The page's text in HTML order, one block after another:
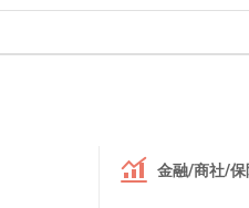
金融/商社/保